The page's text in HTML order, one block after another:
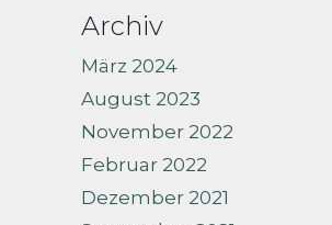
Archiv
März 2024
August 2023
November 2022
Februar 2022
Dezember 2021